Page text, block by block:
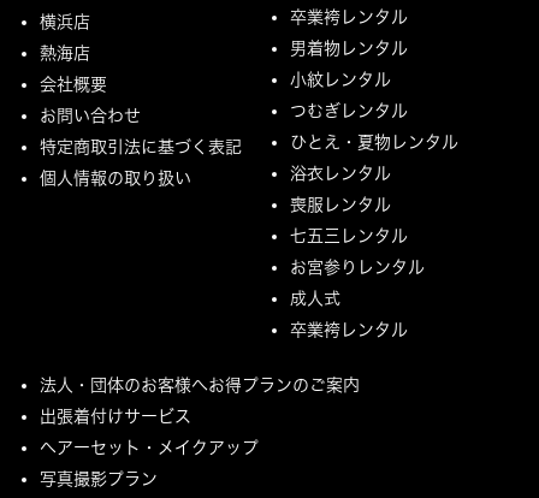
横浜店
熱海店
会社概要
お問い合わせ
特定商取引法に基づく表記
個人情報の取り扱い
卒業袴レンタル
男着物レンタル
小紋レンタル
つむぎレンタル
ひとえ・夏物レンタル
浴衣レンタル
喪服レンタル
七五三レンタル
お宮参りレンタル
成人式
卒業袴レンタル
法人・団体のお客様へお得プランのご案内
出張着付けサービス
ヘアーセット・メイクアップ
写真撮影プラン